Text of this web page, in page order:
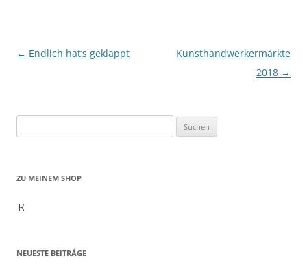
Beitragsnavigation
← Endlich hat’s geklappt
Kunsthandwerkermärkte
2018 →
nach:
ZU MEINEM SHOP
Etsy
NEUESTE BEITRÄGE